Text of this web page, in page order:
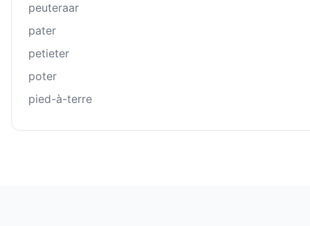
peuteraar
pater
petieter
poter
pied-à-terre